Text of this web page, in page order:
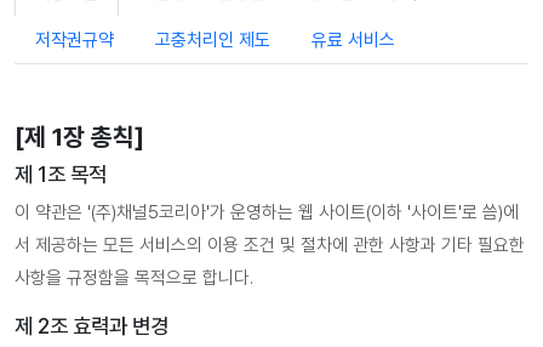
저작권규약 고충처리인 제도 유료 서비스
[제 1장 총칙]
제 1조 목적
이 약관은 '(주)채널5코리아'가 운영하는 웹 사이트(이하 '사이트'로 씀)에
서 제공하는 모든 서비스의 이용 조건 및 절차에 관한 사항과 기타 필요한
사항을 규정함을 목적으로 합니다.
제 2조 효력과 변경